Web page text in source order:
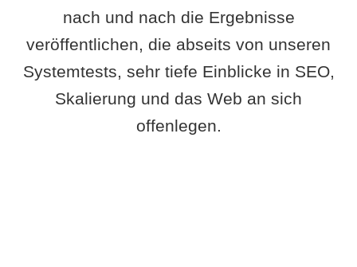
nach und nach die Ergebnisse
veröffentlichen, die abseits von unseren
Systemtests, sehr tiefe Einblicke in SEO,
Skalierung und das Web an sich
offenlegen.